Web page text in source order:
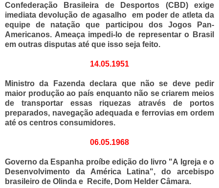
Confederação Brasileira de Desportos (CBD) exige
imediata devolução de agasalho em poder de atleta da
equipe de natação que participou dos Jogos Pan-
Americanos. Ameaça impedi-lo de representar o Brasil
em outras disputas até que isso seja feito.
14.05.1951
Ministro da Fazenda declara que não se deve pedir
maior produção ao país enquanto não se criarem meios
de transportar essas riquezas através de portos
preparados, navegação adequada e ferrovias em ordem
até os centros consumidores.
06.05.1968
Governo da Espanha proíbe edição do livro "A Igreja e o
Desenvolvimento da América Latina", do arcebispo
brasileiro de Olinda e Recife, Dom Helder Câmara.